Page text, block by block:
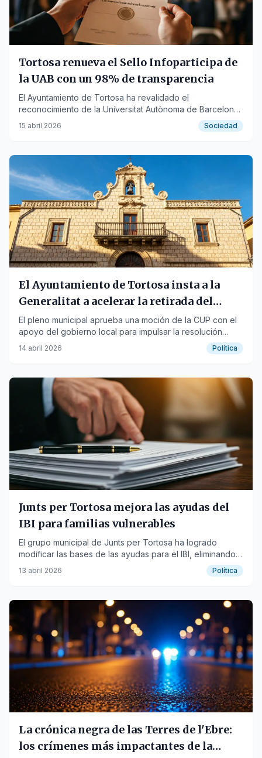
Tortosa renueva el Sello Infoparticipa de
la UAB con un 98% de transparencia
El Ayuntamiento de Tortosa ha revalidado el
reconocimiento de la Universitat Autònoma de Barcelona
por sus buenas prácticas comunicativas y de
15 abril 2026 Sociedad
El Ayuntamiento de Tortosa insta a la
Generalitat a acelerar la retirada del
monumento franquista
El pleno municipal aprueba una moción de la CUP con el
apoyo del gobierno local para impulsar la resolución
judicial pendiente y la creación de un espacio de
14 abril 2026 Política
Junts per Tortosa mejora las ayudas del
IBI para familias vulnerables
El grupo municipal de Junts per Tortosa ha logrado
modificar las bases de las ayudas para el IBI, eliminando
requisitos que excluían a las familias más necesitadas, a
13 abril 2026 Política
La crónica negra de las Terres de l'Ebre:
los crímenes más impactantes de la